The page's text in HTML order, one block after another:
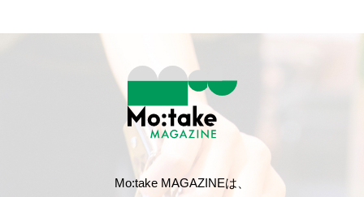
Mo:take MAGAZINEは、